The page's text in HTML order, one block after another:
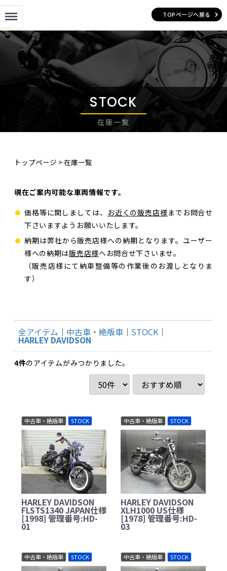
STOCK
在庫一覧
トップページ >在庫一覧
現在ご案内可能な車両情報です。
価格等に関しましては、
お近くの販売店様までお問合せ
下さいますようお願いいたします。
納期は弊社から販売店様への納期となります。ユーザー
様への納期は販売店様へお問合せ下さいませ。
（販売店様にて納車整備等の作業後のお渡しとなりま
す）
全アイテム 中古車・絶版車 STOCK
HARLEY DAVIDSON
4件のアイテムがみつかりました。
中古車・絶版車 STOCK
HARLEY DAVIDSON
FLSTS1340 JAPAN仕様
[1998] 管理番号:HD-
01
中古車・絶版車 STOCK
HARLEY DAVIDSON
XLH1000 US仕様
[1978] 管理番号:HD-
03
中古車・絶版車 STOCK 中古車・絶版車 STOCK
TOPページへ戻る